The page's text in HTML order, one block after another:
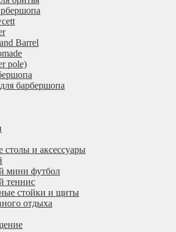
Barrel
pole)
барбершопа
столы и аксессуары
мини футбол
теннис
стойки и щиты
отдыха